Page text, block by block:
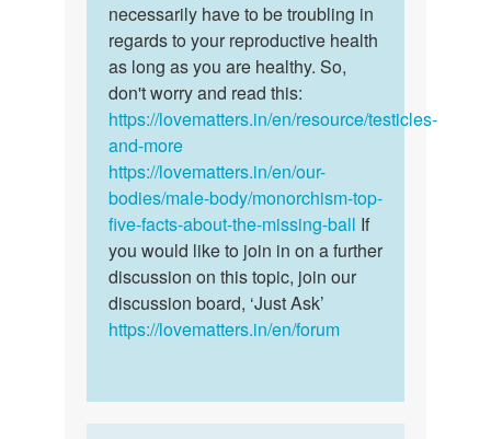
Dear
docter,
I
am
saumy…
by
Saumy
Gupta
Saumy
beta,
relax!
It…
necessarily have to be troubling in
regards to your reproductive health
as long as you are healthy. So,
don't worry and read this:
https://lovematters.in/en/resource/testicles-
and-more
https://lovematters.in/en/our-
bodies/male-body/monorchism-top-
five-facts-about-the-missing-ball If
you would like to join in on a further
discussion on this topic, join our
discussion board, ‘Just Ask’
https://lovematters.in/en/forum